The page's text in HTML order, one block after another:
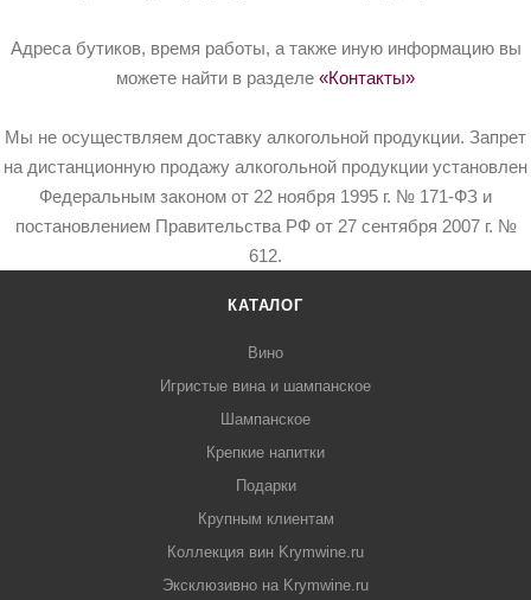
Адреса бутиков, время работы, а также иную информацию вы
можете найти в разделе «Контакты»
Мы не осуществляем доставку алкогольной продукции. Запрет
на дистанционную продажу алкогольной продукции установлен
Федеральным законом от 22 ноября 1995 г. № 171-ФЗ и
постановлением Правительства РФ от 27 сентября 2007 г. №
612.
КАТАЛОГ
Вино
Игристые вина и шампанское
Шампанское
Крепкие напитки
Подарки
Крупным клиентам
Коллекция вин Krymwine.ru
Эксклюзивно на Krymwine.ru